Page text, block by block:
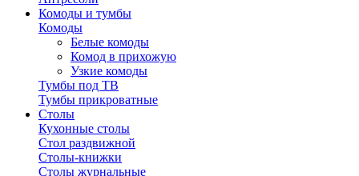
Комоды и тумбы
Комоды
Белые комоды
Комод в прихожую
Узкие комоды
Тумбы под ТВ
Тумбы прикроватные
Столы
Кухонные столы
Стол раздвижной
Столы-книжки
Столы журнальные